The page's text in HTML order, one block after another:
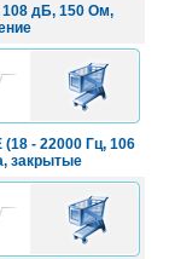
108 дБ, 150 Ом,
- 22000 Гц, 106
закрытые
В
КОРЗИНУ
В
КОРЗИНУ